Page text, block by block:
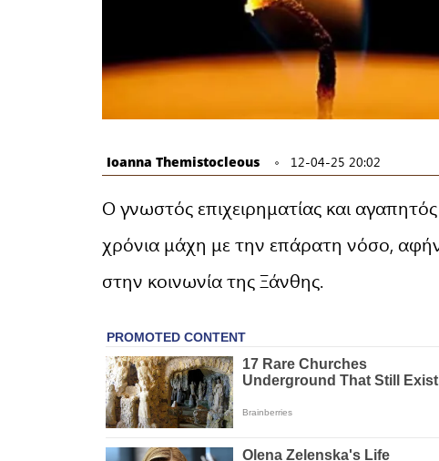
Ioanna Themistocleous 12-04-25 20:02
Ο γνωστός επιχειρηματίας και
χρόνια μάχη με την επάρατη νόσο,
στην κοινωνία της Ξάνθης.